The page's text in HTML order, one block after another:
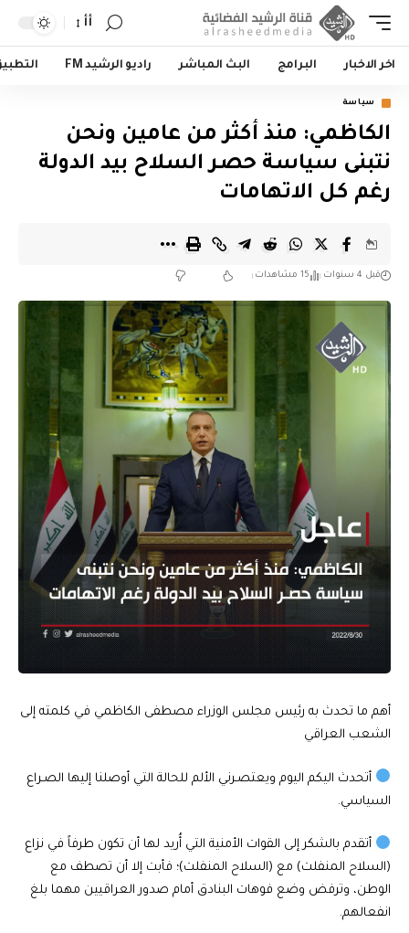
أأ
اخر الاخبار البرامج البث المباشر راديو الرشيد FM
سياسة
الكاظمي: منذ أكثر من عامين ونحن
نتبنى سياسة حصـر السلاح بيد الدولة
رغم كل الاتهامات
قبل 4 سنوات 15 مشاهدات
أهم ما تحدث به رئيس مجلس الوزراء مصطفى الكاظمي في كلمته إلى
الشعب العراقي
أتحدث اليكم اليوم ويعتصـرني الألم للحالة التي أوصلنا إليها الصـراع
السياسي.
أتقدم بالشكر إلى القوات الأمنية التي أُريد لها أن تكون طرفاً في نزاع
(السلاح المنفلت) مع (السلاح المنفلت)؛ فأبت إلا أن تصطف مع
الوطن، وترفض وضع فوهات البنادق أمام صدور العراقيين مهما بلغ
انفعالهم.